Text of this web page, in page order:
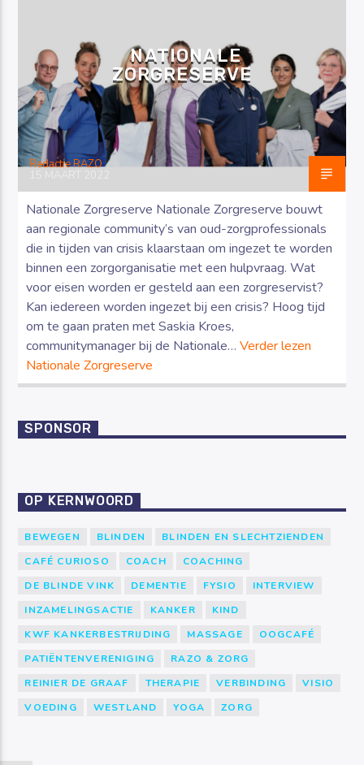
Luister RAZO online
NATIONALE
ZORGRESERVE
Redactie RAZO
Nationale Zorgreserve Nationale Zorgreserve bouwt
aan regionale community’s van oud-zorgprofessionals
die in tijden van crisis klaarstaan om ingezet te worden
binnen een zorgorganisatie met een hulpvraag. Wat
voor eisen worden er gesteld aan een zorgreservist?
Kan iedereen worden ingezet bij een crisis? Hoog tijd
om te gaan praten met Saskia Kroes,
communitymanager bij de Nationale…Verder lezen
Nationale Zorgreserve
SPONSOR
OP KERNWOORD
BEWEGEN BLINDEN
BLINDEN EN SLECHTZIENDEN
CAFÉ CURIOSO
COACH
COACHING
DE BLINDE VINK
DEMENTIE FYSIO
INTERVIEW
INZAMELINGSACTIE
KANKER
KIND
KWF KANKERBESTRIJDING
MASSAGE
OOGCAFÉ
PATIËNTENVERENIGING
RAZO & ZORG
REINIER DE GRAAF
THERAPIE VERBINDING
VISIO
VOEDING
WESTLAND YOGA ZORG